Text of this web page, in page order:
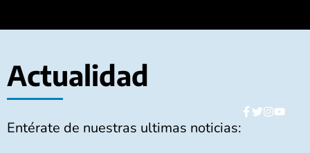
Actualidad
Entérate de nuestras ultimas noticias:
hello world